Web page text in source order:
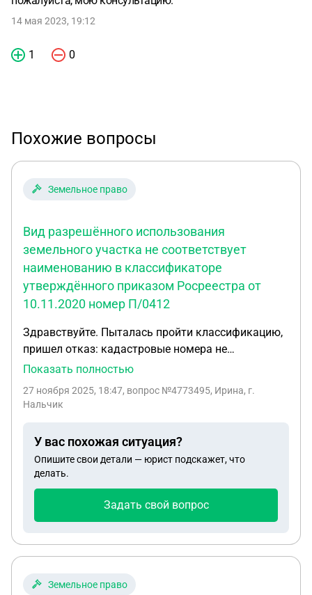
14 мая 2023, 19:12
1 0
Похожие вопросы
Земельное право
Вид разрешённого использования
земельного участка не соответствует
наименованию в классификаторе
утверждённого приказом Росреестра от
10.11.2020 номер П/0412
Здравствуйте. Пыталась пройти классификацию,
пришел отказ: кадастровые номера не
соответствуют постановлению: назначение земли
назначения земель. Не соответствует пп. 1 п. 1
земельного участка не соответствует
наименованию в классификаторе утверждённого
приказом Росреестра от 10.11.2020 номер П/0412.
Необходимо устранить разночтение. Помогите
пожалуйста разобраться
Показать полностью
27 ноября 2025, 18:47, вопрос №4773495, Ирина, г.
Нальчик
У вас похожая ситуация?
Опишите свои детали — юрист подскажет, что
делать.
Задать свой вопрос
Земельное право